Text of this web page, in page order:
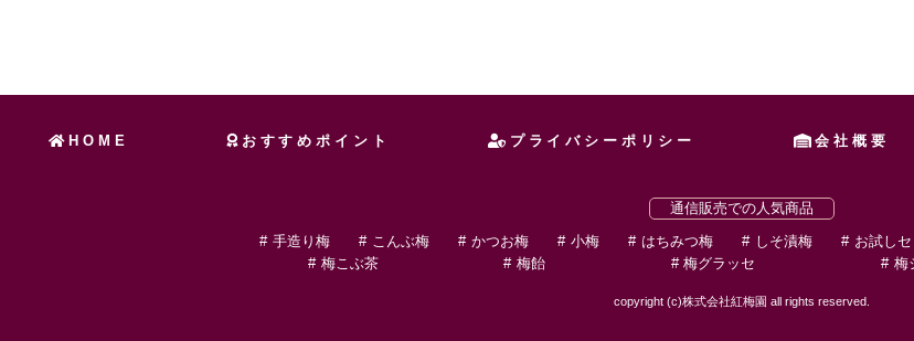
HOME おすすめポイント プライバシーポリシー 会社概要
通信販売での人気商品
手造り梅
こんぶ梅 かつお梅 小梅 はちみつ梅 しそ漬梅 お試しセ
梅こぶ茶
梅飴 梅グラッセ 梅
copyright (c)株式会社紅梅園 all rights reserved.